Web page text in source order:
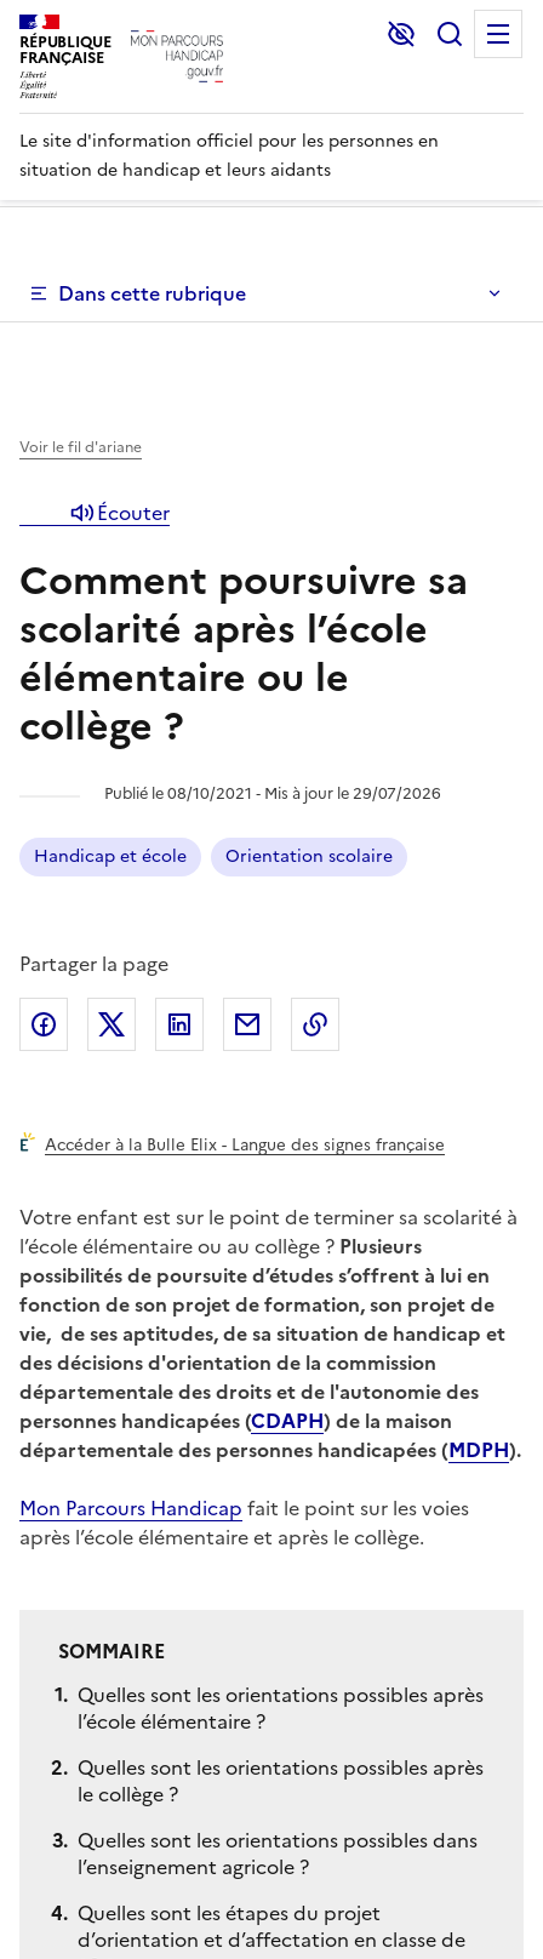
RÉPUBLIQUE
FRANÇAISE
Lecture et
Le site d'information officiel pour les personnes en
situation de handicap et leurs aidants
Un menu de navigation vous permettant de naviguer
Dans cette rubrique
Voir le fil d'ariane
Écouter
Comment poursuivre sa
scolarité après l’école
élémentaire ou le
collège ?
Publié le 08/10/2021 ‐ Mis à jour le 29/07/2026
Handicap et école Orientation scolaire
Partager la page
Partager l'article surFacebook
Partager l'article sur X (anciennement
Partager l'article sur
Partager l'article par courriel
Accéder à la Bulle Elix - Langue des signes française
Votre enfant est sur le point de terminer sa scolarité à
l’école élémentaire ou au collège ? Plusieurs
possibilités de poursuite d’études s’offrent à lui en
fonction de son projet de formation, son projet de
vie, de ses aptitudes, de sa situation de handicap et
des décisions d'orientation de la commission
départementale des droits et de l'autonomie des
personnes handicapées (CDAPH) de la maison
départementale des personnes handicapées (MDPH).
Mon Parcours Handicap fait le point sur les voies
après l’école élémentaire et après le collège.
SOMMAIRE
Quelles sont les orientations possibles après
l’école élémentaire ?
Quelles sont les orientations possibles après
le collège ?
Quelles sont les orientations possibles dans
l’enseignement agricole ?
Quelles sont les étapes du projet
d’orientation et d’affectation en classe de